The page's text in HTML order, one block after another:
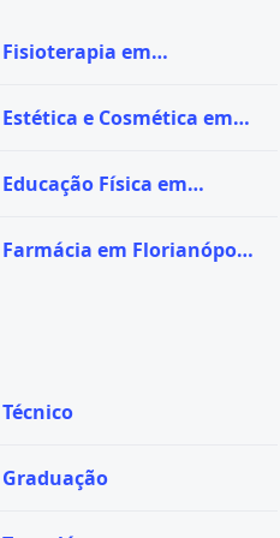
Fisioterapia em
Estética e Cosmética em
Educação Física em
Farmácia em Florianópolis
Técnico
Graduação